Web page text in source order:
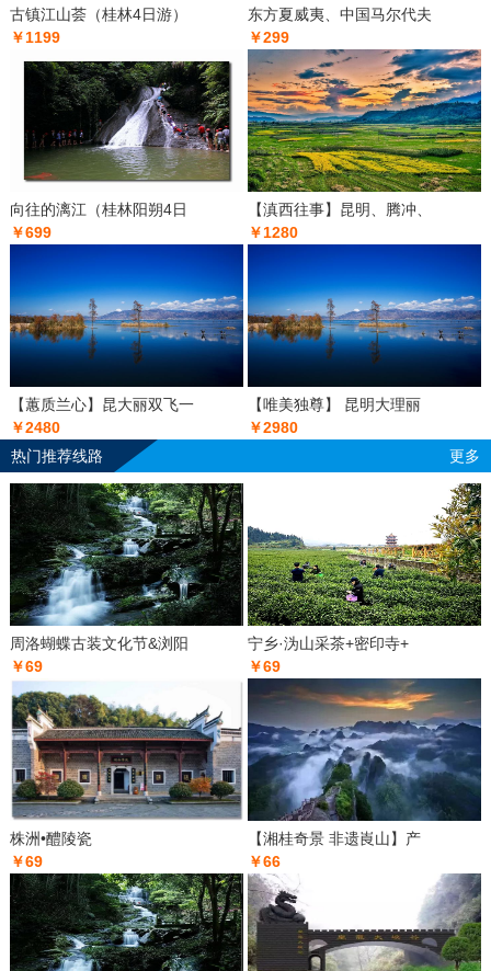
古镇江山荟（桂林4日游）
￥1199
东方夏威夷、中国马尔代夫
￥299
向往的漓江（桂林阳朔4日
￥699
【滇西往事】昆明、腾冲、
￥1280
【蕙质兰心】昆大丽双飞一
￥2480
【唯美独尊】 昆明大理丽
￥2980
热门推荐线路
更多
周洛蝴蝶古装文化节&浏阳
￥69
宁乡·沩山采茶+密印寺+
￥69
株洲•醴陵瓷
￥69
【湘桂奇景 非遗崀山】产
￥66